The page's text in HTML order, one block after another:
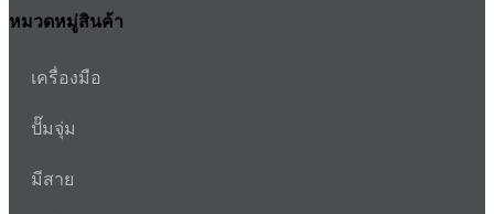
หมวดหมู่สินค้า
เครื่องมือ
ปั๊มจุ่ม
มีสาย